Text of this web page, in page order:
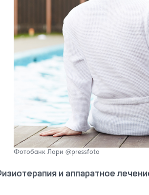
Фотобанк Лори @pressfoto
и аппаратное